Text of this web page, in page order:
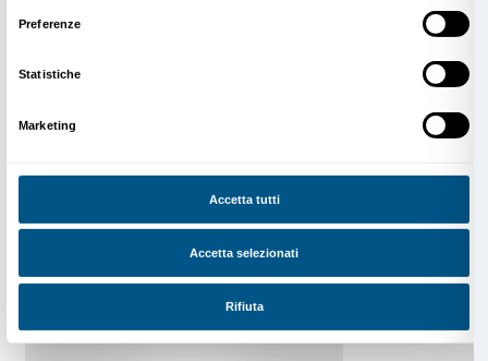
DRIFT. Shy Society
Catalogo della mostra
Marsilio Arte 2024